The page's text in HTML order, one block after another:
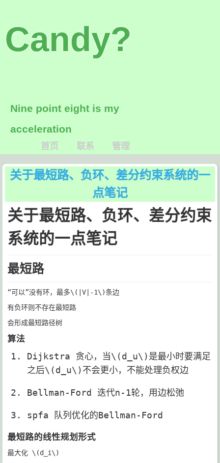
Candy?
Nine point eight is my
acceleration
首页 联系 管理
关于最短路、负环、差分约束系统的一
点笔记
关于最短路、负环、差分约束
系统的一点笔记
最短路
“可以”没有环，最多\(|V|-1\)条边
有负环则不存在最短路
会形成最短路径树
算法
Dijkstra 贪心，当\(d_u\) 是最小时要满足
之后\(d_u\) 不会更小，不能处理负权边
Bellman-Ford 迭代n-1轮，用边松弛
spfa 队列优化的Bellman-Ford
最短路的线性规划形式
最大化 \(d_i\)